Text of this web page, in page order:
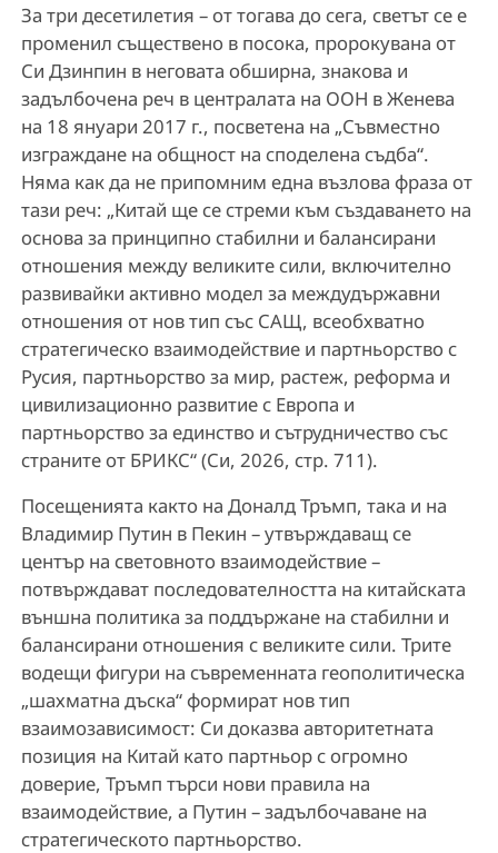
За три десетилетия – от тогава до сега, светът се е
променил съществено в посока, пророкувана от
Си Дзинпин в неговата обширна, знакова и
задълбочена реч в централата на ООН в Женева
на 18 януари 2017 г., посветена на „Съвместно
изграждане на общност на споделена съдба“.
Няма как да не припомним една възлова фраза от
тази реч: „Китай ще се стреми към създаването на
основа за принципно стабилни и балансирани
отношения между великите сили, включително
развивайки активно модел за междудържавни
отношения от нов тип със САЩ, всеобхватно
стратегическо взаимодействие и партньорство с
Русия, партньорство за мир, растеж, реформа и
цивилизационно развитие с Европа и
партньорство за единство и сътрудничество със
страните от БРИКС“ (Си, 2026, стр. 711).
Посещенията както на Доналд Тръмп, така и на
Владимир Путин в Пекин – утвърждаващ се
център на световното взаимодействие –
потвърждават последователността на китайската
външна политика за поддържане на стабилни и
балансирани отношения с великите сили. Трите
водещи фигури на съвременната геополитическа
„шахматна дъска“ формират нов тип
взаимозависимост: Си доказва авторитетната
позиция на Китай като партньор с огромно
доверие, Тръмп търси нови правила на
взаимодействие, а Путин – задълбочаване на
стратегическото партньорство.